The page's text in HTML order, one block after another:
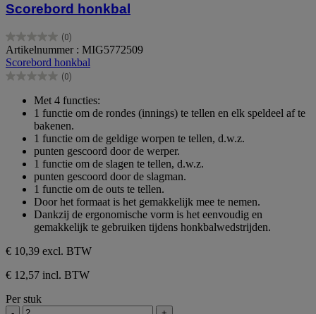
Scorebord honkbal
(0)
0.0
van
de
5
Artikelnummer : MIG5772509
Scorebord honkbal
(0)
0.0
sterren.
Met 4 functies:
1 functie om de rondes (innings) te tellen en elk speldeel af te
bakenen.
1 functie om de geldige worpen te tellen, d.w.z.
punten gescoord door de werper.
1 functie om de slagen te tellen, d.w.z.
punten gescoord door de slagman.
1 functie om de outs te tellen.
Door het formaat is het gemakkelijk mee te nemen.
Dankzij de ergonomische vorm is het eenvoudig en
gemakkelijk te gebruiken tijdens honkbalwedstrijden.
€ 10,39 excl. BTW
€ 12,57 incl. BTW
Per stuk